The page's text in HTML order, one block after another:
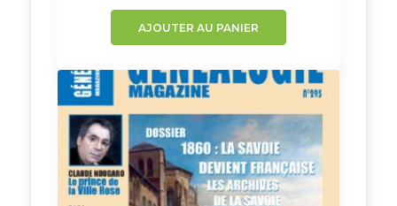
AJOUTER AU PANIER